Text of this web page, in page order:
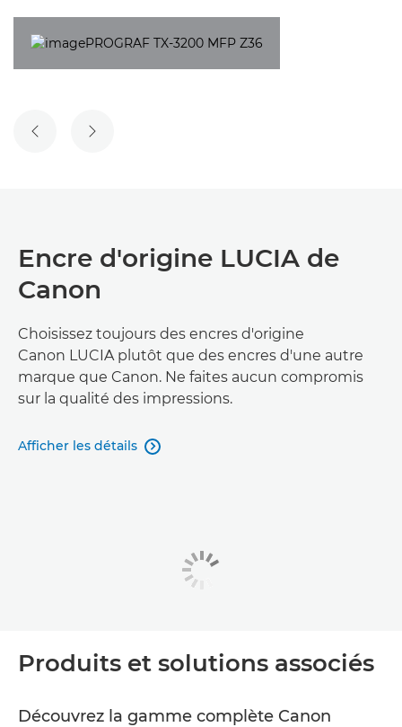
DIAPOSITIVE PRÉCÉDENTE
DIAPOSITIVE SUIVANTE
Encre d'origine LUCIA de
Canon
Choisissez toujours des encres d'origine
Canon LUCIA plutôt que des encres d'une autre
marque que Canon. Ne faites aucun compromis
sur la qualité des impressions.
Afficher les détails 
Produits et solutions associés
Découvrez la gamme complète Canon